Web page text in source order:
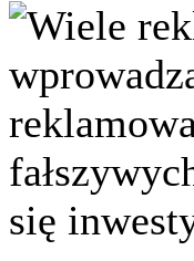
Wiele
się